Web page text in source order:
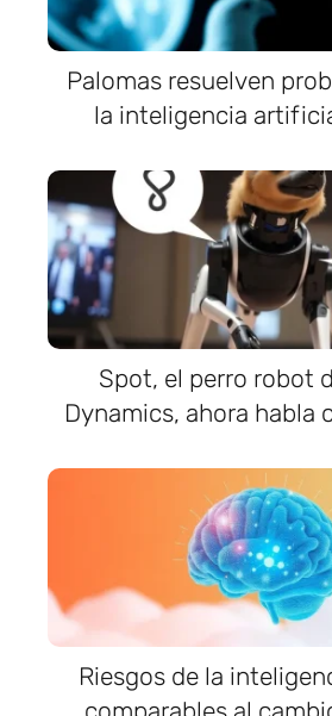
Palomas resuelven
la inteligencia
Spot, el perro robot
Dynamics, ahora habla
Riesgos de la